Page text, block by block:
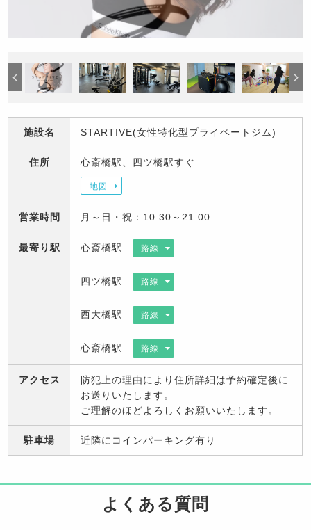
施設名 STARTIVE(女性特化型プライベートジム)
住所 心斎橋駅、四ツ橋駅すぐ
地図
営業時間 月～日・祝：10:30～21:00
最寄り駅 心斎橋駅 路線
四ツ橋駅 路線
西大橋駅 路線
心斎橋駅 路線
アクセス
防犯上の理由により住所詳細は予約確定後に
お送りいたします。
ご理解のほどよろしくお願いいたします。
駐車場 近隣にコインパーキング有り
よくある質問